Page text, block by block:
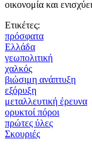
οικονομία και
Ετικέτες:
πρόσφατα
Ελλάδα
γεωπολιτική
χαλκός
βιώσιμη ανάπτυξη
εξόρυξη
μεταλλευτική έρευνα
ορυκτοί πόροι
πρώτες ύλες
Σκουριές